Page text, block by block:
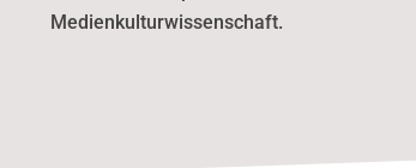
Medienkulturwissenschaft.